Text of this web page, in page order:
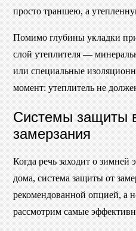
просто траншею, а
Помимо глубины укладки
слой утеплителя —
или специальные
момент: утеплитель не
Системы защиты
замерзания
Когда речь заходит о зимней
дома, система защиты от
рекомендованной опцией, а
рассмотрим самые